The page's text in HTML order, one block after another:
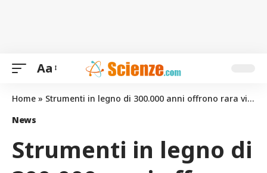
Aa
Home » Strumenti in legno di 300.000 anni offrono rara visione della società neanderthaliana
News
Strumenti in legno di